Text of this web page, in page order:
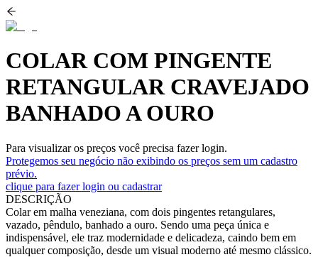
COLAR COM PINGENTE
RETANGULAR CRAVEJADO
BANHADO A OURO
Para visualizar os preços você precisa fazer login.
Protegemos seu negócio não exibindo os preços sem um cadastro
prévio.
clique para fazer login ou cadastrar
DESCRIÇÃO
Colar em malha veneziana, com dois pingentes retangulares,
vazado, pêndulo, banhado a ouro. Sendo uma peça única e
indispensável, ele traz modernidade e delicadeza, caindo bem em
qualquer composição, desde um visual moderno até mesmo clássico.